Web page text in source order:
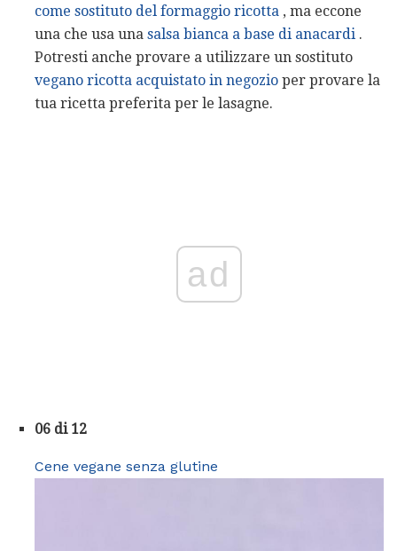
come sostituto del formaggio ricotta , ma eccone
una che usa una salsa bianca a base di anacardi .
Potresti anche provare a utilizzare un sostituto
vegano ricotta acquistato in negozio per provare la
tua ricetta preferita per le lasagne.
ad
06 di 12
Cene vegane senza glutine